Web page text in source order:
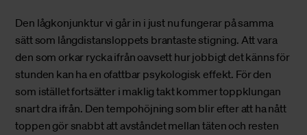
Den lågkonjunktur vi går in i just nu fungerar på samma
sätt som långdistansloppets brantaste stigning. Att vara
den som orkar rycka ifrån oavsett hur jobbigt det känns för
stunden kan ha en ofattbar psykologisk effekt. För den
som istället fortsätter i maklig takt kommer toppklungan
snart dra ifrån. Den tempohöjning som blir efter att ha nått
toppen gör snabbt att avståndet mellan täten och resten